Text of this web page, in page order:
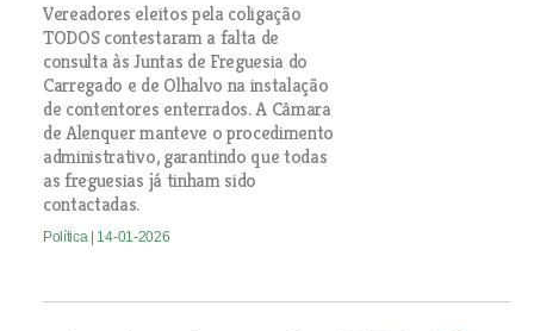
Vereadores eleitos pela coligação
TODOS contestaram a falta de
consulta às Juntas de Freguesia do
Carregado e de Olhalvo na instalação
de contentores enterrados. A Câmara
de Alenquer manteve o procedimento
administrativo, garantindo que todas
as freguesias já tinham sido
contactadas.
Política | 14-01-2026